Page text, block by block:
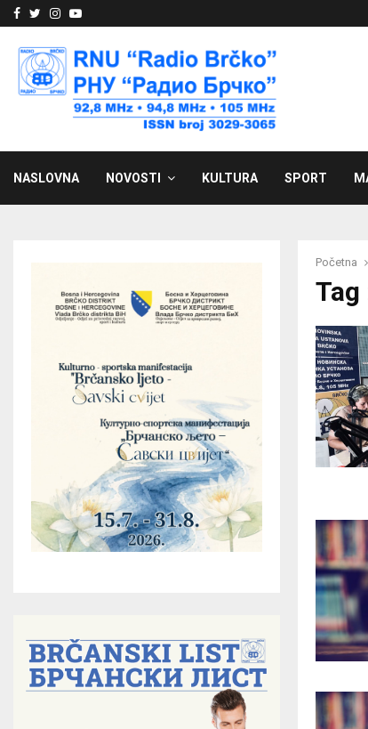
Facebook
Twitter
Instagram
Youtube
NASLOVNA NOVOSTI KULTURA SPORT
Početna
Tag